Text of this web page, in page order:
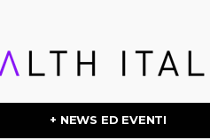
+ NEWS ED EVENTI